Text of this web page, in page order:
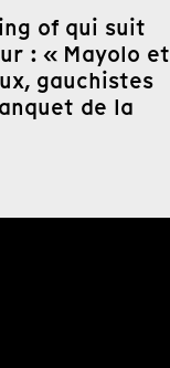
of qui suit
: « Mayolo et
gauchistes
de la